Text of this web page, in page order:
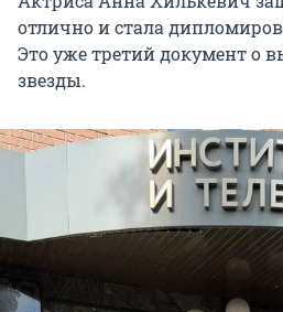
отлично и стала
Это уже третий документ о
звезды.